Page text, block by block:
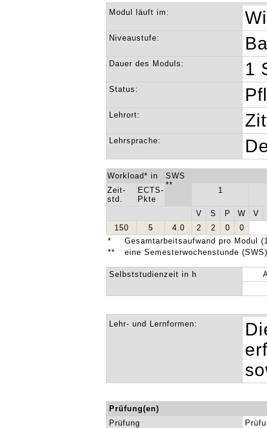
Modul läuft im:
Niveaustufe:
Dauer des Moduls: 1
Status:
Lehrort:
Lehrsprache:
Workload* in
SWS
**
Zeit-
std.
ECTS-
Pkte
1
V S P W
V
150
5 4.0 2 2 0
0
*
Gesamtarbeitsaufwand pro Modul
**
eine Semesterwochenstunde
Selbststudienzeit in h
Lehr- und Lernformen:
Prüfung(en)
Prüfung